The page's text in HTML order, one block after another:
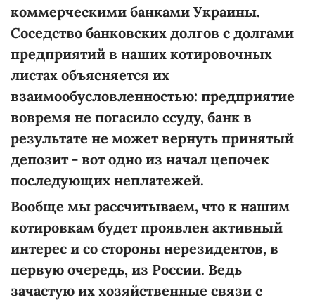
коммерческими банками Украины.
Соседство банковских долгов с долгами
предприятий в наших котировочных
листах объясняется их
взаимообусловленностью: предприятие
вовремя не погасило ссуду, банк в
результате не может вернуть принятый
депозит - вот одно из начал цепочек
последующих неплатежей.
Вообще мы рассчитываем, что к нашим
котировкам будет проявлен активный
интерес и со стороны нерезидентов, в
первую очередь, из России. Ведь
зачастую их хозяйственные связи с